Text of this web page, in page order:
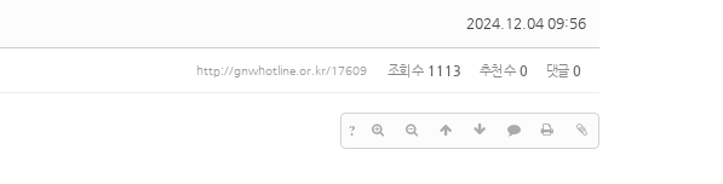
2024.12.04 09:56
http://gnwhotline.or.kr/17609 조회 수 1113 추천 수 0 댓글 0
?